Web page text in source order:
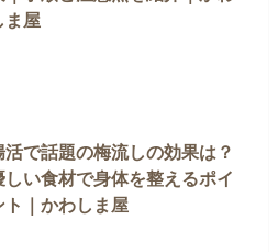
ま屋
活で話題の梅流しの効果は？
しい食材で身体を整えるポイ
ト｜かわしま屋